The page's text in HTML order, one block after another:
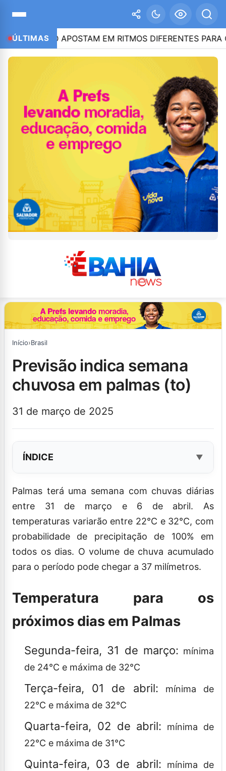
ÚLTIMAS
APOSTAM EM RITMOS DIFERENTES PARA
Início›Brasil
previsão indica semana
chuvosa em palmas (to)
31 de março de 2025
ÍNDICE
Palmas terá uma semana com chuvas diárias
entre 31 de março e 6 de abril. As
temperaturas variarão entre 22°C e 32°C, com
probabilidade de precipitação de 100% em
todos os dias. O volume de chuva acumulado
para o período pode chegar a 37 milímetros.
Temperatura para os
próximos dias em Palmas
Segunda-feira, 31 de março: mínima
de 24°C e máxima de 32°C
Terça-feira, 01 de abril: mínima de
22°C e máxima de 32°C
Quarta-feira, 02 de abril: mínima de
22°C e máxima de 31°C
Quinta-feira, 03 de abril: mínima de